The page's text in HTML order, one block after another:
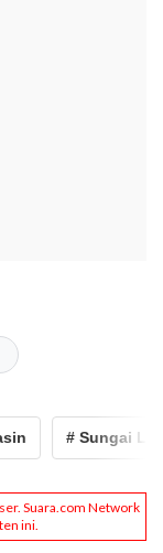
# Sungai Lalan